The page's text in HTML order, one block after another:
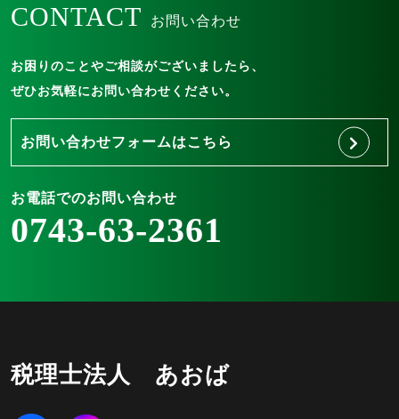
CONTACT お問い合わせ
お困りのことやご相談がございましたら、
ぜひお気軽にお問い合わせください。
お問い合わせフォームはこちら
お電話でのお問い合わせ
0743-63-2361
税理士法人 あおば